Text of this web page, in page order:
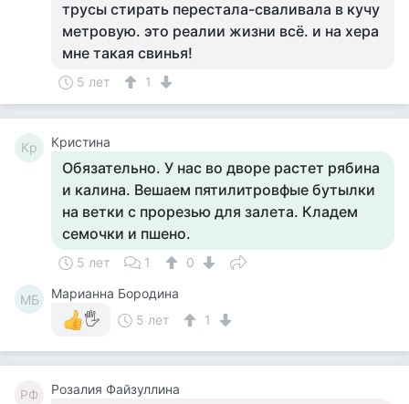
трусы стирать перестала-сваливала в кучу
метровую. это реалии жизни всё. и на хера
мне такая свинья!
5 лет 1
Кр Кристина
Обязательно. У нас во дворе растет рябина
и калина. Вешаем пятилитровфые бутылки
на ветки с прорезью для залета. Кладем
семочки и пшено.
5 лет 1 0
МБ Марианна Бородина
🖐 5 лет 1
РФ Розалия Файзуллина